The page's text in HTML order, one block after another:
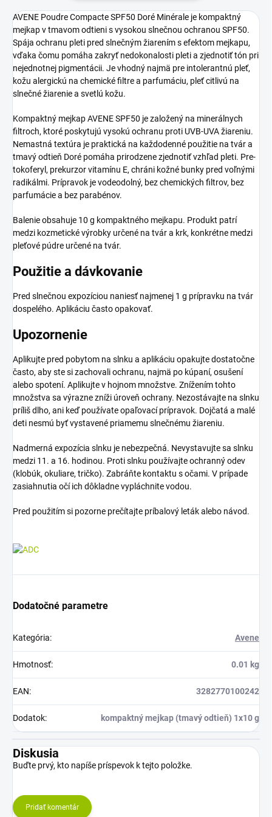
AVENE Poudre Compacte SPF50 Doré Minérale je kompaktný
mejkap v tmavom odtieni s vysokou slnečnou ochranou SPF50.
Spája ochranu pleti pred slnečným žiarením s efektom mejkapu,
vďaka čomu pomáha zakryť nedokonalosti pleti a zjednotiť tón pri
nejednotnej pigmentácii. Je vhodný najmä pre intolerantnú pleť,
kožu alergickú na chemické filtre a parfumáciu, pleť citlivú na
slnečné žiarenie a svetlú kožu.
Kompaktný mejkap AVENE SPF50 je založený na minerálnych
filtroch, ktoré poskytujú vysokú ochranu proti UVB-UVA žiareniu.
Nemastná textúra je praktická na každodenné použitie na tvár a
tmavý odtieň Doré pomáha prirodzene zjednotiť vzhľad pleti. Pre-
tokoferyl, prekurzor vitamínu E, chráni kožné bunky pred voľnými
radikálmi. Prípravok je vodeodolný, bez chemických filtrov, bez
parfumácie a bez parabénov.
Balenie obsahuje 10 g kompaktného mejkapu. Produkt patrí
medzi kozmetické výrobky určené na tvár a krk, konkrétne medzi
pleťové púdre určené na tvár.
Použitie a dávkovanie
Pred slnečnou expozíciou naniesť najmenej 1 g prípravku na tvár
dospelého. Aplikáciu často opakovať.
Upozornenie
Aplikujte pred pobytom na slnku a aplikáciu opakujte dostatočne
často, aby ste si zachovali ochranu, najmä po kúpaní, osušení
alebo spotení. Aplikujte v hojnom množstve. Znížením tohto
množstva sa výrazne zníži úroveň ochrany. Nezostávajte na slnku
príliš dlho, ani keď používate opaľovací prípravok. Dojčatá a malé
deti nesmú byť vystavené priamemu slnečnému žiareniu.
Nadmerná expozícia slnku je nebezpečná. Nevystavujte sa slnku
medzi 11. a 16. hodinou. Proti slnku používajte ochranný odev
(klobúk, okuliare, tričko). Zabráňte kontaktu s očami. V prípade
zasiahnutia očí ich dôkladne vypláchnite vodou.
Pred použitím si pozorne prečítajte príbalový leták alebo návod.
Dodatočné parametre
Kategória: Avene
Hmotnosť: 0.01 kg
EAN: 3282770100242
Dodatok: kompaktný mejkap (tmavý odtieň) 1x10 g
Diskusia
Buďte prvý, kto napíše príspevok k tejto položke.
Pridať komentár